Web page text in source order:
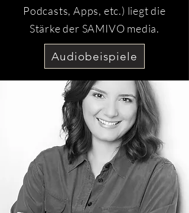
Podcasts, Apps, etc.) liegt die
Stärke der SAMIVO media.
Audiobeispiele